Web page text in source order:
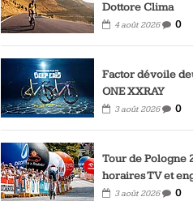
Dottore Clima
4 août 2026 0
Factor dévoile
ONE XXRAY
3 août 2026 0
Tour de Pologne
horaires TV et
3 août 2026 0